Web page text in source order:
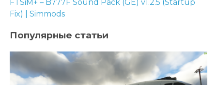
FTSiM+ – B777F Sound Pack (GE) v1.2.5 (Startup
Fix) | Simmods
Популярные статьи